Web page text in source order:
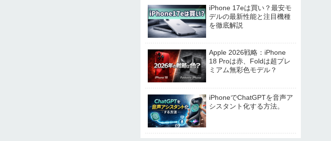
iPhone 17eは買い？最安モ
デルの最新性能と注目機種
を徹底解説
Apple 2026戦略：iPhone
18 Proは赤、Foldは超プレ
ミアム無彩色モデル？
iPhoneでChatGPTを音声ア
シスタント化する方法。